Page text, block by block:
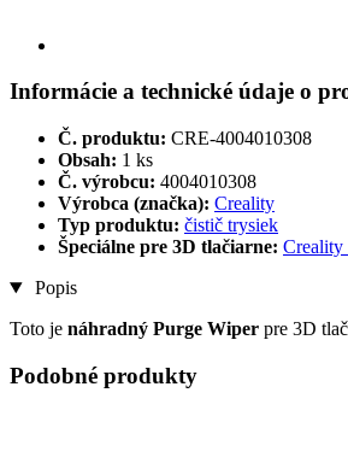
Informácie a technické údaje o
Č. produktu: CRE-4004010308
Obsah: 1 ks
Č. výrobcu: 4004010308
Výrobca (značka): Creality
Typ produktu: čistič trysiek
Špeciálne pre 3D tlačiarne:
Popis
Toto je náhradný Purge Wiper pre 3D
Podobné produkty